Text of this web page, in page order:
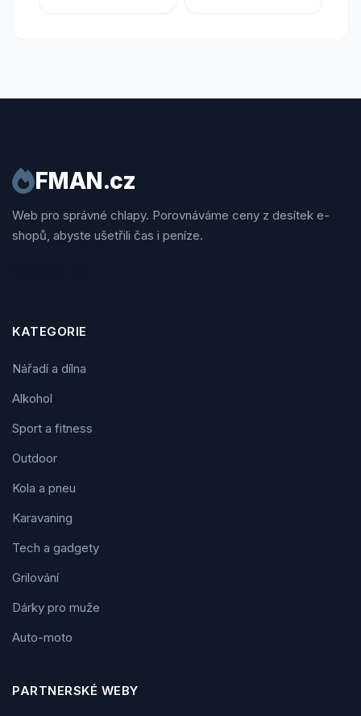
FMAN.cz
Web pro správné chlapy. Porovnáváme ceny z desítek e-
shopů, abyste ušetřili čas i peníze.
KATEGORIE
Nářadí a dílna
Alkohol
Sport a fitness
Outdoor
Kola a pneu
Karavaning
Tech a gadgety
Grilování
Dárky pro muže
Auto-moto
PARTNERSKÉ WEBY